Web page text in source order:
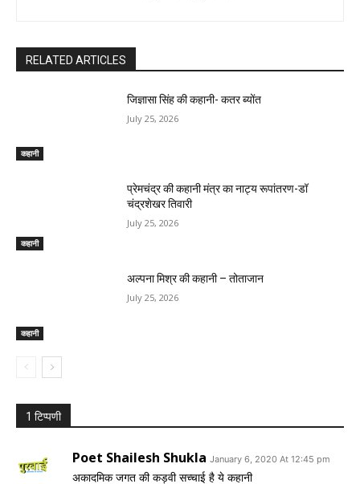
RELATED ARTICLES
कहानी
जिज्ञासा सिंह की कहानी- कतर ब्योंत
July 25, 2026
कहानी
प्रेमचंद्र की कहानी मंत्र का नाट्य रूपांतरण-डॉ
चंद्रशेखर तिवारी
July 25, 2026
कहानी
अल्पना मिश्र की कहानी – तोताजान
July 25, 2026
1 टिप्पणी
Poet Shailesh Shukla January 6, 2020 At 12:45 pm
अकादमिक जगत की कड़वी सच्चाई है ये कहानी